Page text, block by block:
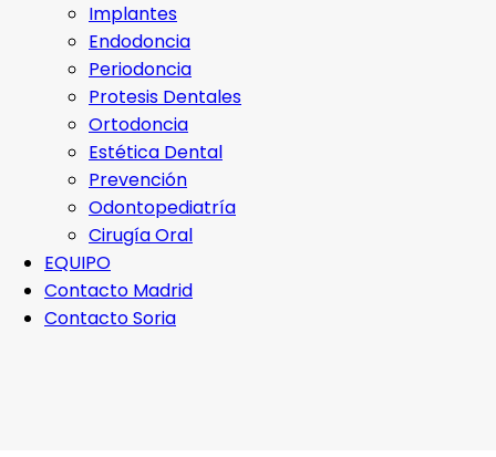
Implantes
Endodoncia
Periodoncia
Protesis Dentales
Ortodoncia
Estética Dental
Prevención
Odontopediatría
Cirugía Oral
EQUIPO
Contacto Madrid
Contacto Soria